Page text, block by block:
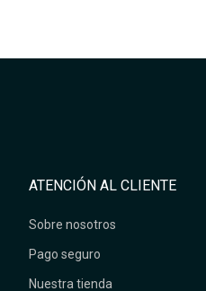
ATENCIÓN AL CLIENTE
Sobre nosotros
Pago seguro
Nuestra tienda